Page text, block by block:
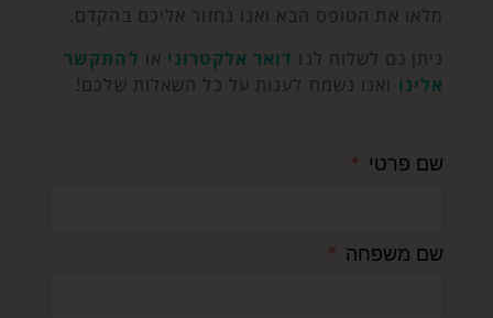
מלאו את הטופס הבא ואנו נחזור אליכם בהקדם.
ניתן גם לשלוח לנו
דואר אלקטרוני או להתקשר
אלינו ואנו נשמח לענות על כל השאלות שלכם!
שם פרטי
שם משפחה